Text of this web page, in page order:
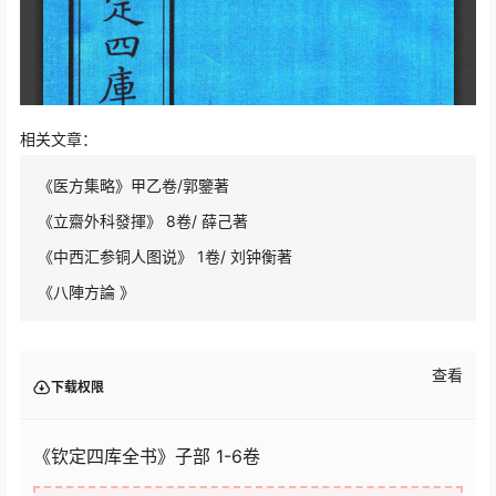
相关文章：
《医方集略》甲乙卷/郭鑒著
《立齋外科發揮》 8卷/ 薛己著
《中西汇参铜人图说》 1卷/ 刘钟衡著
《八陣方論 》
下载权限
查看
《钦定四库全书》子部 1-6卷